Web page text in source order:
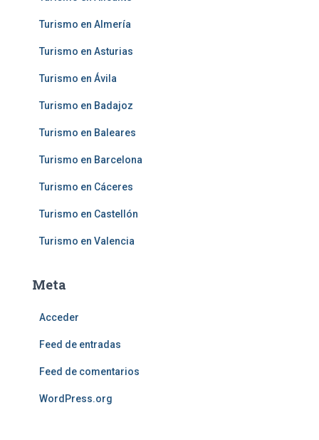
Turismo en Almería
Turismo en Asturias
Turismo en Ávila
Turismo en Badajoz
Turismo en Baleares
Turismo en Barcelona
Turismo en Cáceres
Turismo en Castellón
Turismo en Valencia
Meta
Acceder
Feed de entradas
Feed de comentarios
WordPress.org